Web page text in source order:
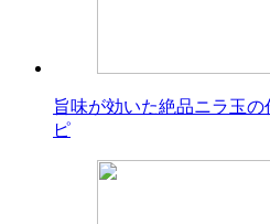
旨味が効いた絶品ニラ玉の
ピ